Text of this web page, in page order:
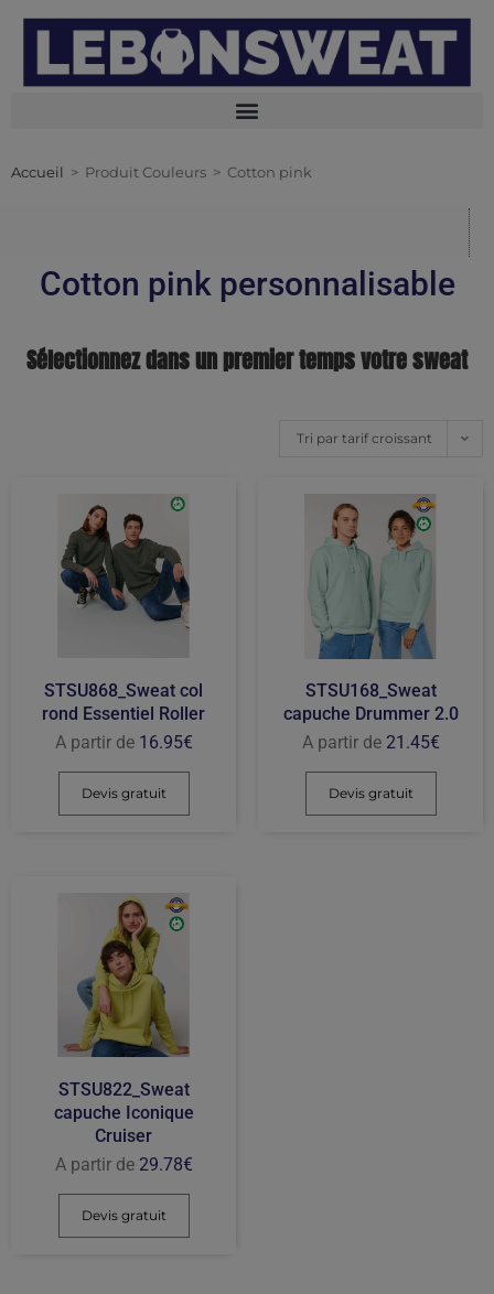
Accueil > Produit Couleurs > Cotton pink
Cotton pink personnalisable
Sélectionnez dans un premier temps votre sweat
Tri par tarif croissant
STSU868_Sweat col
rond Essentiel Roller
A partir de 16.95€
Devis gratuit
STSU168_Sweat
capuche Drummer 2.0
A partir de 21.45€
Devis gratuit
STSU822_Sweat
capuche Iconique
Cruiser
A partir de 29.78€
Devis gratuit